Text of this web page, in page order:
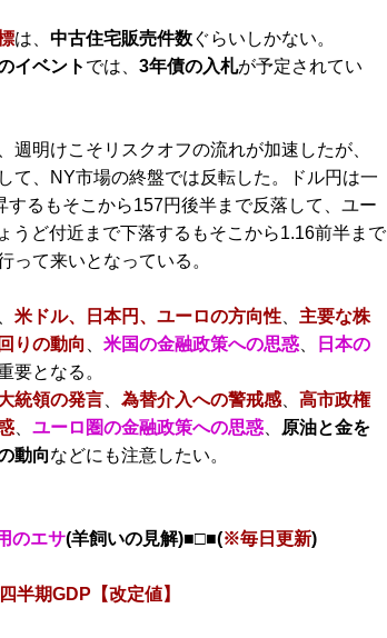
は、 中古住宅販売件数ぐらいしかない。
イベント では、 3年債の入札が予定されてい
週明けこそリスクオフの流れが加速したが、
て、NY市場の終盤では反転した。ドル円は一
するもそこから157円後半まで反落して、ユー
うど付近まで下落するもそこから1.16前半まで
って来いとなっている。
米ドル、日本円、ユーロの方向性
主要な株
りの動向 米国の金融政策への思惑
日本の
要となる。
統領の発言 為替介入への警戒感
高市政権
ユーロ圏の金融政策への思惑
原油と金を
動向などにも注意したい。
のエサ(羊飼いの見解)■□■(※毎日更新)
半期GDP【改定値】